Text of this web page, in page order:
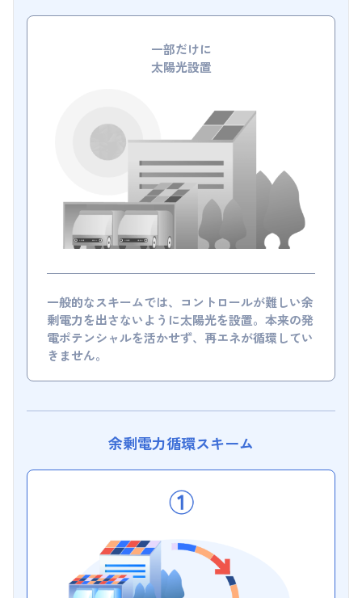
一部だけに
太陽光設置
一般的なスキームでは、コントロールが難しい余
剰電力を出さないように太陽光を設置。本来の発
電ポテンシャルを活かせず、再エネが循環してい
きません。
余剰電力循環スキーム